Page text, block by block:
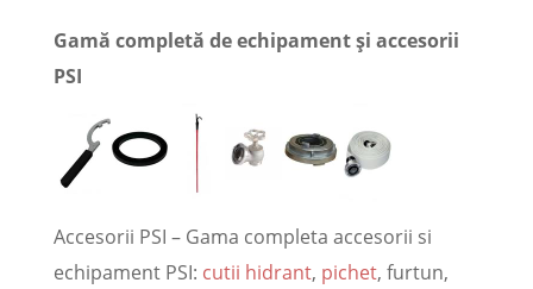
Gamă completă de echipament și accesorii
PSI
Accesorii PSI – Gama completa accesorii si
echipament PSI: cutii hidrant, pichet, furtun,